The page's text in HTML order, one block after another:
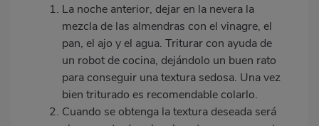
La noche anterior, dejar en la nevera la
mezcla de las almendras con el vinagre, el
pan, el ajo y el agua. Triturar con ayuda de
un robot de cocina, dejándolo un buen rato
para conseguir una textura sedosa. Una vez
bien triturado es recomendable colarlo.
Cuando se obtenga la textura deseada será